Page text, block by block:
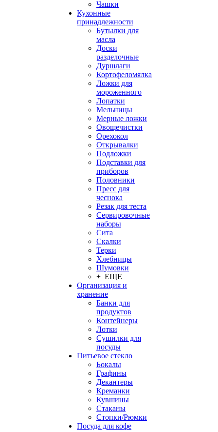
Чашки
Кухонные
принадлежности
Бутылки для
масла
Доски
разделочные
Дуршлаги
Кортофеломялка
Ложки для
мороженного
Лопатки
Мельницы
Мерные ложки
Овощечистки
Орехокол
Открывалки
Подложки
Подставки для
приборов
Половники
Пресс для
чеснока
Резак для теста
Сервировочные
наборы
Сита
Скалки
Терки
Хлебницы
Шумовки
+ ЕЩЕ
Организация и
хранение
Банки для
продуктов
Контейнеры
Лотки
Сушилки для
посуды
Питьевое стекло
Бокалы
Графины
Декантеры
Креманки
Кувшины
Стаканы
Стопки/Рюмки
Посуда для кофе